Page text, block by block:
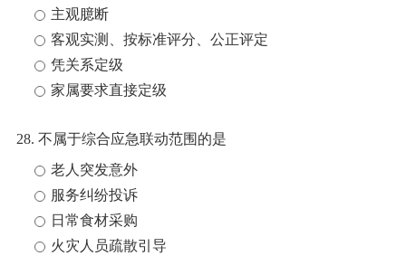
主观臆断
客观实测、按标准评分、公正评定
凭关系定级
家属要求直接定级
28. 不属于综合应急联动范围的是
老人突发意外
服务纠纷投诉
日常食材采购
火灾人员疏散引导